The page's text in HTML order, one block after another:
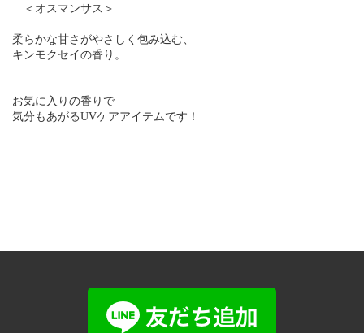
＜オスマンサス＞
柔らかな甘さがやさしく包み込む、
キンモクセイの香り。
お気に入りの香りで
気分もあがるUVケアアイテムです！